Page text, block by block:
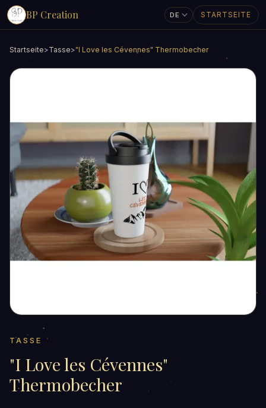
BP Creation STARTSEITE
Startseite>Tasse>"I Love les Cévennes" Thermobecher
TASSE
"I Love les Cévennes"
Thermobecher